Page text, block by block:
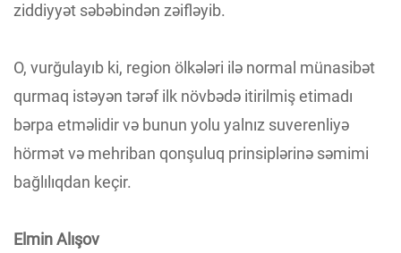
ziddiyyət səbəbindən zəifləyib.
O, vurğulayıb ki, region ölkələri ilə normal münasibət
qurmaq istəyən tərəf ilk növbədə itirilmiş etimadı
bərpa etməlidir və bunun yolu yalnız suverenliyə
hörmət və mehriban qonşuluq prinsiplərinə səmimi
bağlılıqdan keçir.
Elmin Alışov